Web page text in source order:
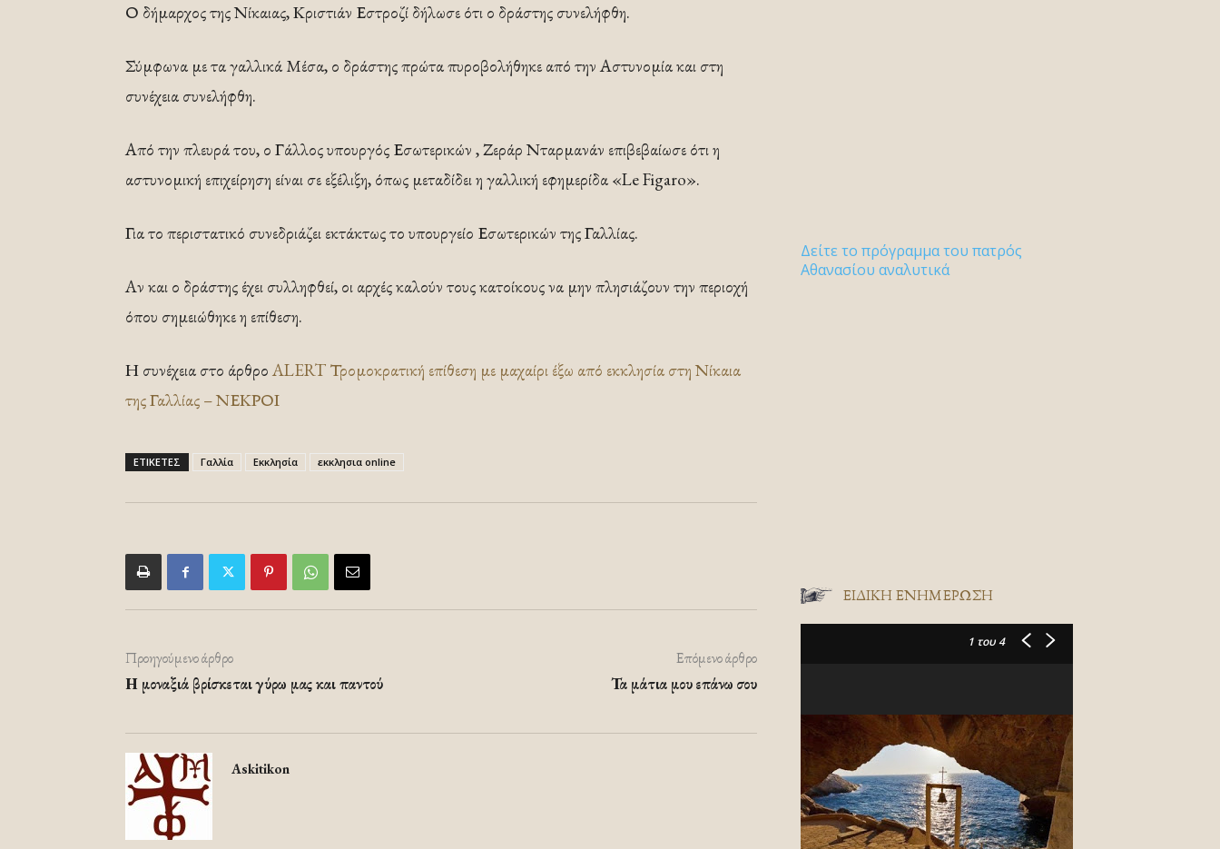
Ο δήμαρχος της Νίκαιας, Κριστιάν Εστροζί δήλωσε ότι ο δράστης συνελήφθη.
Σύμφωνα με τα γαλλικά Μέσα, ο δράστης πρώτα πυροβολήθηκε από την Αστυνομία και στη
συνέχεια συνελήφθη.
Από την πλευρά του, ο Γάλλος υπουργός Εσωτερικών , Ζεράρ Νταρμανάν επιβεβαίωσε ότι η
αστυνομική επιχείρηση είναι σε εξέλιξη, όπως μεταδίδει η γαλλική εφημερίδα «Le Figaro».
Για το περιστατικό συνεδριάζει εκτάκτως το υπουργείο Εσωτερικών της Γαλλίας.
Aν και ο δράστης έχει συλληφθεί, οι αρχές καλούν τους κατοίκους να μην πλησιάζουν την περιοχή
όπου σημειώθηκε η επίθεση.
Η συνέχεια στο άρθρο ALERT Τρομοκρατική επίθεση με μαχαίρι έξω από εκκλησία στη Νίκαια
της Γαλλίας – ΝΕΚΡΟΙ
ΕΤΙΚΕΤΕΣ Γαλλία Εκκλησία εκκλησια online
Προηγούμενο άρθρο
Η μοναξιά βρίσκεται γύρω μας και παντού
Επόμενο άρθρο
Τα μάτια μου επάνω σου
Askitikon
Δείτε το πρόγραμμα του πατρός
Αθανασίου αναλυτικά
ΕΙΔΙΚΉ ΕΝΗΜΈΡΩΣΗ
1 του 4